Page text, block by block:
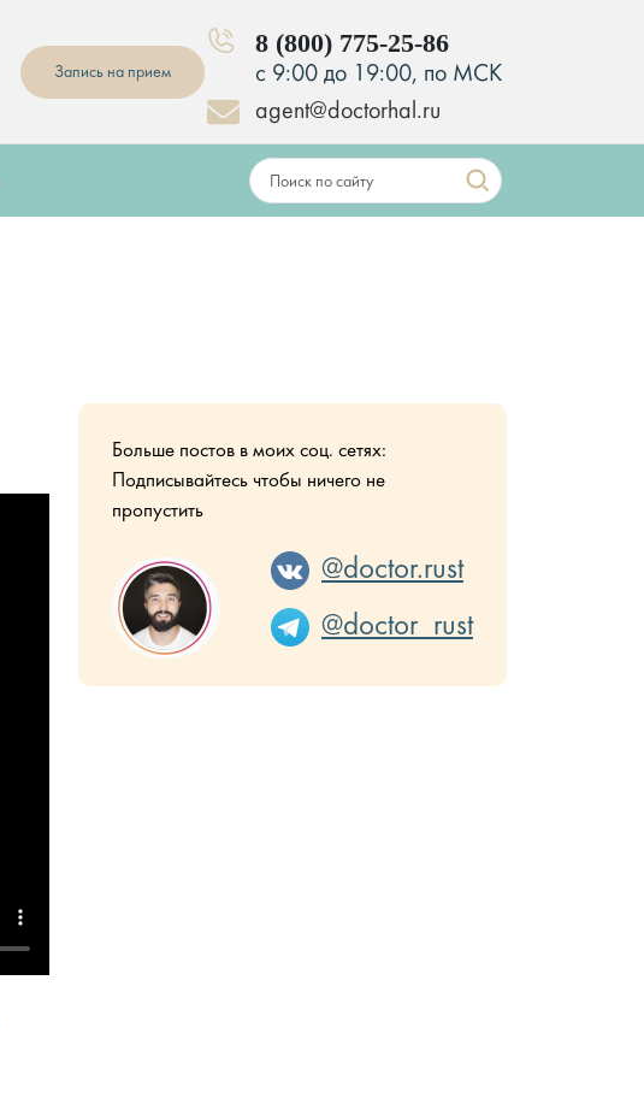
Запись на прием
8 (800) 775-25-86
с 9:00 до 19:00, по МСК
agent@doctorhal.ru
Больше постов в моих соц. сетях:
Подписывайтесь чтобы ничего не
пропустить
@doctor.rust
@doctor_rust